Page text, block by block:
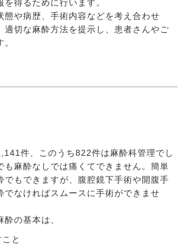
を得るために行います。
態や病歴、手術内容などを考え合わせ
適切な麻酔方法を提示し、患者さんやご
件、このうち822件は麻酔科管理でし
も麻酔なしでは痛くてできません。簡単
でもできますが、腹腔鏡下手術や開腹手
でなければスムースに手術ができませ
酔の基本は、
と